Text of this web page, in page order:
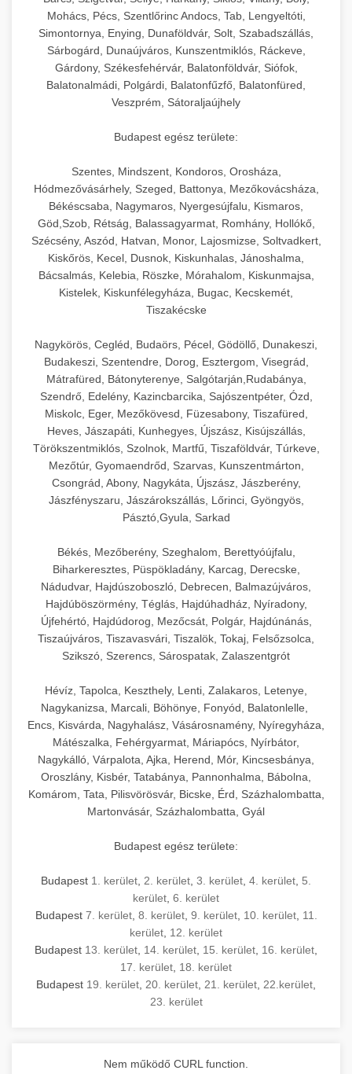
hőmérséklet-szabályozással.
chef-iparikonyhagepek.hu
kereskedelmi sütősütő
Professzionális hűtőegységek és hűtőkamrák
kereskedelmi konyhák számára.
Energiahatékony hűtési megoldások nagy
kapacitással.
chef-iparikonyhagepek.hu
kereskedelmi hűtőegység
💧 26. Ipari Mosogatógép +
Kereskedelmi mosogatóberendezések nagy
forgalmú éttermi műveletekhez. Gyors tisztítási
ciklusok fertőtlenítési képességekkel.
kereskedelmi mosogatógép
🧀 27. Ipari Sajtreszelő Gép
Ipari sajtreszelők és aprítógépek kereskedelmi
méretek különböző alkalmazásokhoz.
chef-iparikonyhagepek.hu
kereskedelmi sajtreszelő
🍳 28. Nagykonyhai
Berendezések
+
Teljes körű nagykonyhai berendezések és
professzionális vendéglátóipari kellékek.
Minden, ami szükséges éttermi és catering
műveletekhez.
kereskedelmi konyhai megoldások
Mohács, Pécs, Szentlőrinc Andocs, Tab, Lengyeltóti,
Simontornya, Enying, Dunaföldvár, Solt, Szabadszállás,
Sárbogárd, Dunaújváros, Kunszentmiklós, Ráckeve,
Gárdony, Székesfehérvár, Balatonföldvár, Siófok,
Balatonalmádi, Polgárdi, Balatonfűzfő, Balatonfüred,
Veszprém, Sátoraljaújhely
Budapest egész területe:
Szentes, Mindszent, Kondoros, Orosháza,
Hódmezővásárhely, Szeged, Battonya, Mezőkovácsháza,
Békéscsaba, Nagymaros, Nyergesújfalu, Kismaros,
Göd,Szob, Rétság, Balassagyarmat, Romhány, Hollókő,
Szécsény, Aszód, Hatvan, Monor, Lajosmizse, Soltvadkert,
Kiskőrös, Kecel, Dusnok, Kiskunhalas, Jánoshalma,
Bácsalmás, Kelebia, Röszke, Mórahalom, Kiskunmajsa,
Kistelek, Kiskunfélegyháza, Bugac, Kecskemét,
Tiszakécske
Nagykörös, Cegléd, Budaörs, Pécel, Gödöllő, Dunakeszi,
Budakeszi, Szentendre, Dorog, Esztergom, Visegrád,
Mátrafüred, Bátonyterenye, Salgótarján,Rudabánya,
Szendrő, Edelény, Kazincbarcika, Sajószentpéter, Ózd,
Miskolc, Eger, Mezőkövesd, Füzesabony, Tiszafüred,
Heves, Jászapáti, Kunhegyes, Újszász, Kisújszállás,
Törökszentmiklós, Szolnok, Martfű, Tiszaföldvár, Túrkeve,
Mezőtúr, Gyomaendrőd, Szarvas, Kunszentmárton,
Csongrád, Abony, Nagykáta, Újszász, Jászberény,
Jászfényszaru, Jászárokszállás, Lőrinci, Gyöngyös,
Pásztó,Gyula, Sarkad
Békés, Mezőberény, Szeghalom, Berettyóújfalu,
Biharkeresztes, Püspökladány, Karcag, Derecske,
Nádudvar, Hajdúszoboszló, Debrecen, Balmazújváros,
Hajdúböszörmény, Téglás, Hajdúhadház, Nyíradony,
Újfehértó, Hajdúdorog, Mezőcsát, Polgár, Hajdúnánás,
Tiszaújváros, Tiszavasvári, Tiszalök, Tokaj, Felsőzsolca,
Szikszó, Szerencs, Sárospatak, Zalaszentgrót
Hévíz, Tapolca, Keszthely, Lenti, Zalakaros, Letenye,
Nagykanizsa, Marcali, Böhönye, Fonyód, Balatonlelle,
Encs, Kisvárda, Nagyhalász, Vásárosnamény, Nyíregyháza,
Mátészalka, Fehérgyarmat, Máriapócs, Nyírbátor,
Nagykálló, Várpalota, Ajka, Herend, Mór, Kincsesbánya,
Oroszlány, Kisbér, Tatabánya, Pannonhalma, Bábolna,
Komárom, Tata, Pilisvörösvár, Bicske, Érd, Százhalombatta,
Martonvásár, Százhalombatta, Gyál
Budapest egész területe:
Budapest 1. kerület 2. kerület 3. kerület 4. kerület 5.
kerület 6. kerület
Budapest 7. kerület, 8. kerület, 9. kerület, 10. kerület, 11.
kerület 12. kerület
Budapest 13. kerület 14. kerület 15. kerület 16. kerület
17. kerület 18. kerület
Budapest 19. kerület 20. kerület 21. kerület 22.kerület
23. kerület
Nem működő CURL function.